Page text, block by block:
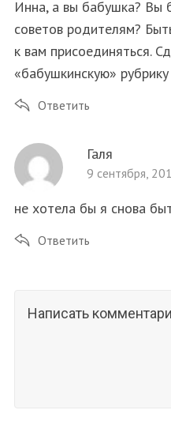
Инна, а вы бабушка? Вы
советов родителям?
к вам присоединяться.
«бабушкинскую» рубрику
Ответить
Галя
9 сентября,
не хотела бы я снова
Ответить